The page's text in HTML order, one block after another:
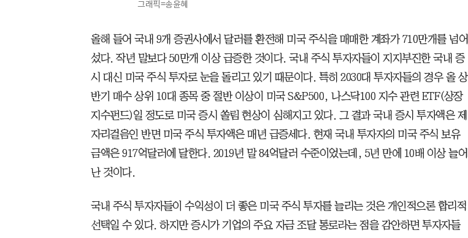
그래픽=송윤혜
올해 들어 국내 9개 증권사에서 달러를 환전해 미국 주식을 매매한 계좌가 710만개를 넘어
섰다. 작년 말보다 50만개 이상 급증한 것이다. 국내 주식 투자자들이 지지부진한 국내 증
시 대신 미국 주식 투자로 눈을 돌리고 있기 때문이다. 특히 2030대 투자자들의 경우 올 상
반기 매수 상위 10대 종목 중 절반 이상이 미국 S&P500, 나스닥100 지수 관련 ETF(상장
지수펀드)일 정도로 미국 증시 쏠림 현상이 심해지고 있다. 그 결과 국내 증시 투자액은 제
자리걸음인 반면 미국 주식 투자액은 매년 급증세다. 현재 국내 투자자의 미국 주식 보유
금액은 917억달러에 달한다. 2019년 말 84억달러 수준이었는데, 5년 만에 10배 이상 늘어
난 것이다.
국내 주식 투자자들이 수익성이 더 좋은 미국 주식 투자를 늘리는 것은 개인적으론 합리적
선택일 수 있다. 하지만 증시가 기업의 주요 자금 조달 통로라는 점을 감안하면 투자자들